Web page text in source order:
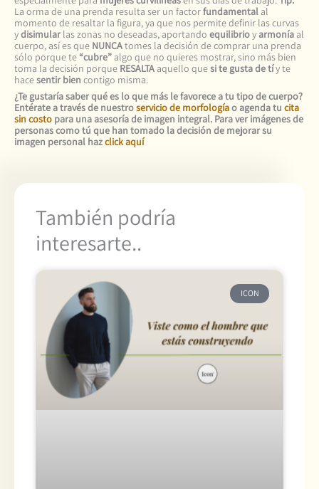
La orma de una prenda resulta ser un factorfundamentalal
momento de resaltar la figura, ya que nos permite definir las curvas
ydisimularlas zonas no deseadas, aportando equilibrioyarmoníaal
cuerpo, así es que NUNCAtomes la decisión de comprar una prenda
sólo porque te “cubre”algo que no quieres mostrar, sino más bien
toma la decisión porque RESALTAaquello quesi te gusta de tíy te
hacesentir bien contigo misma.
¿Te gustaría saber qué es lo que más le favorece a tu tipo de cuerpo?
Entérate a través de nuestroservicio de morfologíao agenda tu cita
sin costo para una asesoría de imagen integral. Para ver imágenes de
personas como tú que han tomado la decisión de mejorar su
imagen personal hazclick aquí
También podría
interesarte..
ICON